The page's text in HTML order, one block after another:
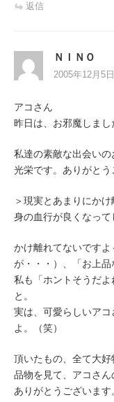
返信
ＮＩＮＯ
2005年12月5
アコさん
昨日は、お邪魔しまし
私達の素敵な出会いの
光栄です。ありがとう
＞現実とあまりにか
身の血行が良くなっ
かけ離れてないです
が・・・）、「お上品
私も「ホントそうだ
と。
実は、可愛らしいア
よ。（笑）
頂いたもの、全て大好
品物を見て、アコさん
ありがとうございます